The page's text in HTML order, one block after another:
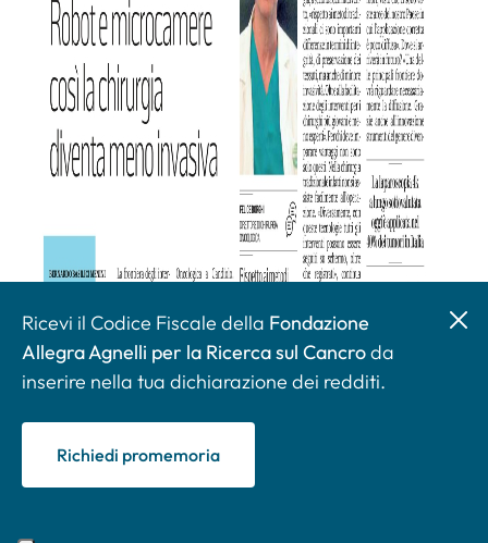
Ricevi il Codice Fiscale della Fondazione
Allegra Agnelli per la Ricerca sul Cancroda
inserire nella tua dichiarazione dei redditi.
Richiedi promemoria